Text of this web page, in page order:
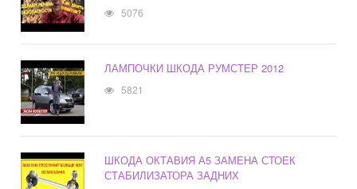
5076
ЛАМПОЧКИ ШКОДА РУМСТЕР 2012
5821
ШКОДА ОКТАВИЯ А5 ЗАМЕНА СТОЕК
СТАБИЛИЗАТОРА ЗАДНИХ